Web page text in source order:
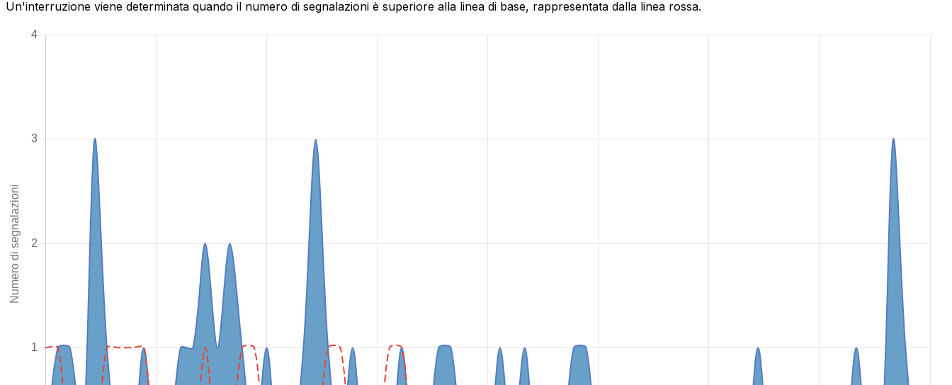
Un'interruzione viene determinata quando il numero di segnalazioni è superiore alla linea di base, rappresentata dalla linea rossa.